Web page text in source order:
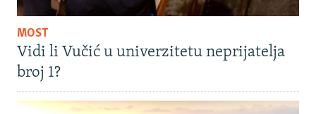
MOST
Vidi li Vučić u univerzitetu neprijatelja
broj 1?